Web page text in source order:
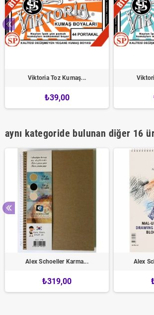
Viktoria Toz Kumaş...
₺39,00
aynı kategoride bulunan diğer 16
Alex Schoeller Karma...
₺319,00
Alex